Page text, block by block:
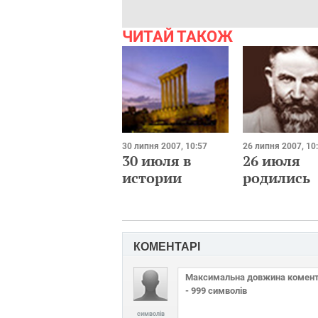
ЧИТАЙ ТАКОЖ
30 липня 2007, 10:57
30 июля в
истории
26 липня 2007,
26 июля
родились
КОМЕНТАРІ
символів